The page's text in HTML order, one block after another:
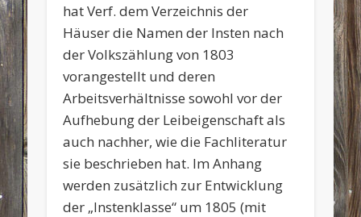
hat Verf. dem Verzeichnis der
Häuser die Namen der Insten nach
der Volkszählung von 1803
vorangestellt und deren
Arbeitsverhältnisse sowohl vor der
Aufhebung der Leibeigenschaft als
auch nachher, wie die Fachliteratur
sie beschrieben hat. Im Anhang
werden zusätzlich zur Entwicklung
der „Instenklasse“ um 1805 (mit